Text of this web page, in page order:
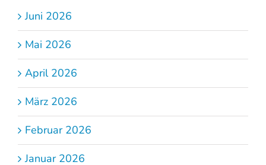
Juni 2026
Mai 2026
April 2026
März 2026
Februar 2026
Januar 2026